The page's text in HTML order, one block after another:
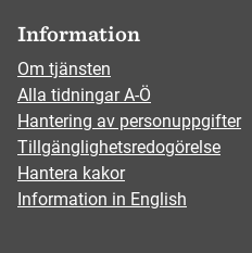
Information
Om tjänsten
Alla tidningar A-Ö
Hantering av personuppgifter
Tillgänglighetsredogörelse
Hantera kakor
Information in English